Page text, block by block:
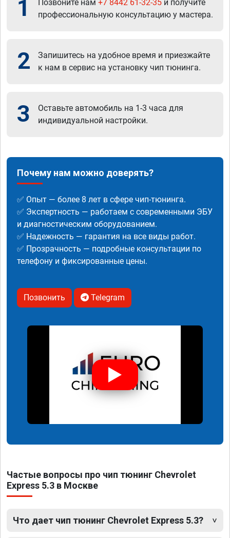
1 Позвоните нам +7 8442 61-32-35 и получите
профессиональную консультацию у мастера.
2
Запишитесь на удобное время и приезжайте
к нам в сервис на установку чип тюнинга.
3
Оставьте автомобиль на 1-3 часа для
индивидуальной настройки.
Почему нам можно доверять?
✅ Опыт — более 8 лет в сфере чип-тюнинга.
✅ Экспертность — работаем с современными ЭБУ
и диагностическим оборудованием.
✅ Надежность — гарантия на все виды работ.
✅ Прозрачность — подробные консультации по
телефону и фиксированные цены.
Позвонить Telegram
Частые вопросы про чип тюнинг Chevrolet
Express 5.3 в Москве
Что дает чип тюнинг Chevrolet Express 5.3?